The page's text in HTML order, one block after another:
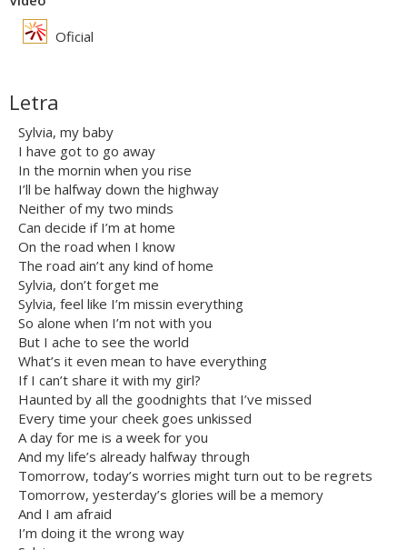
Oficial
Letra
Sylvia, my baby
I have got to go away
In the mornin when you rise
I’ll be halfway down the highway
Neither of my two minds
Can decide if I’m at home
On the road when I know
The road ain’t any kind of home
Sylvia, don’t forget me
Sylvia, feel like I’m missin everything
So alone when I’m not with you
But I ache to see the world
What’s it even mean to have everything
If I can’t share it with my girl?
Haunted by all the goodnights that I’ve missed
Every time your cheek goes unkissed
A day for me is a week for you
And my life’s already halfway through
Tomorrow, today’s worries might turn out to be regrets
Tomorrow, yesterday’s glories will be a memory
And I am afraid
I’m doing it the wrong way